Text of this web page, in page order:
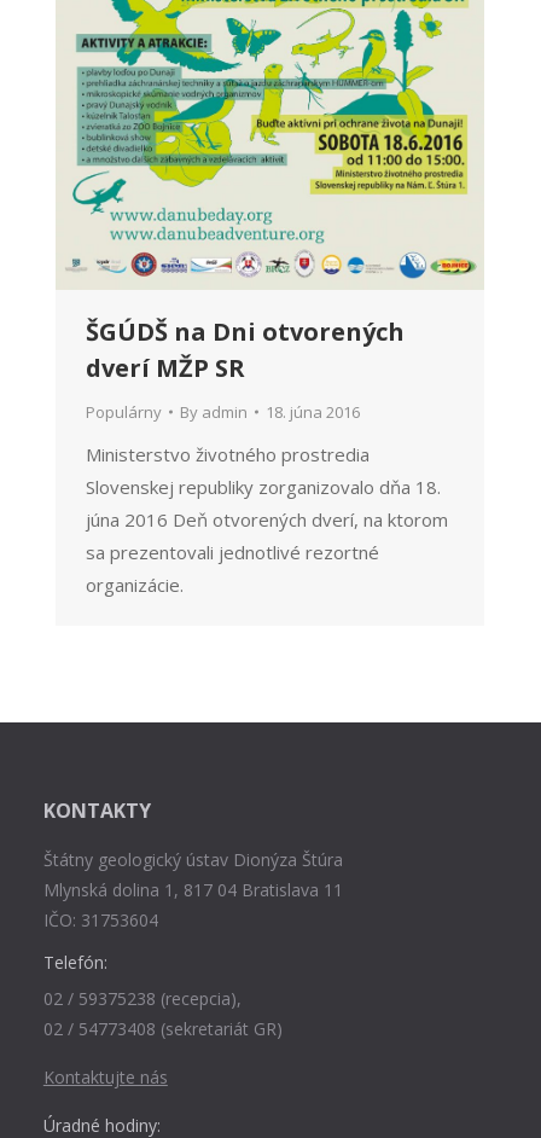
ŠGÚDŠ na Dni otvorených
dverí MŽP SR
Populárny By admin 18. júna 2016
Ministerstvo životného prostredia
Slovenskej republiky zorganizovalo dňa 18.
júna 2016 Deň otvorených dverí, na ktorom
sa prezentovali jednotlivé rezortné
organizácie.
KONTAKTY
Štátny geologický ústav Dionýza Štúra
Mlynská dolina 1, 817 04 Bratislava 11
IČO: 31753604
Telefón:
02 / 59375238 (recepcia),
02 / 54773408 (sekretariát GR)
Kontaktujte nás
Úradné hodiny: